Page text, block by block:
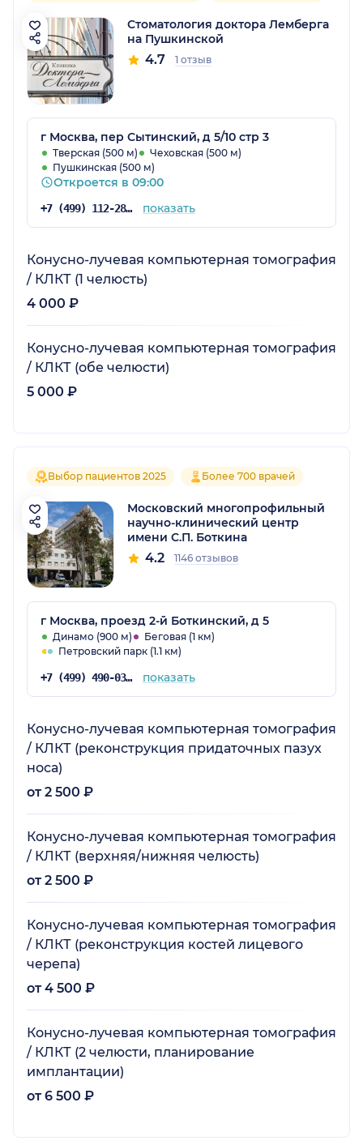
Стоматология доктора Лемберга
на Пушкинской
4.7 1 отзыв
г Москва, пер Сытинский, д 5/10 стр 3
Тверская (500 м)
Чеховская (500 м)
Пушкинская (500 м)
Откроется в 09:00
+7 (499) 112-28-60 показать
Конусно-лучевая компьютерная томография
/ КЛКТ (1 челюсть)
4 000 ₽
Конусно-лучевая компьютерная томография
/ КЛКТ (обе челюсти)
5 000 ₽
Выбор пациентов 2025 Более 700 врачей
Московский многопрофильный
научно-клинический центр
имени С.П. Боткина
4.2 1146 отзывов
г Москва, проезд 2-й Боткинский, д 5
Динамо (900 м)
Беговая (1 км)
Петровский парк (1.1 км)
+7 (499) 490-03-03 показать
Конусно-лучевая компьютерная томография
/ КЛКТ (реконструкция придаточных пазух
носа)
от 2 500 ₽
Конусно-лучевая компьютерная томография
/ КЛКТ (верхняя/нижняя челюсть)
от 2 500 ₽
Конусно-лучевая компьютерная томография
/ КЛКТ (реконструкция костей лицевого
черепа)
от 4 500 ₽
Конусно-лучевая компьютерная томография
/ КЛКТ (2 челюсти, планирование
имплантации)
от 6 500 ₽